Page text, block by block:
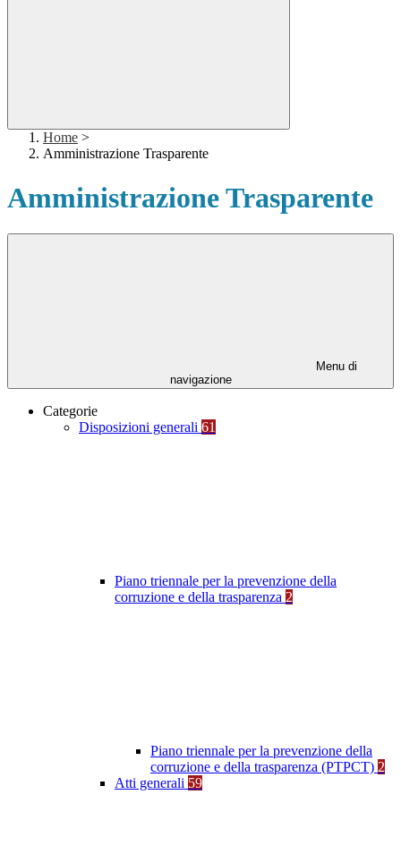
Home >
Amministrazione Trasparente
Amministrazione Trasparente
Menu di
navigazione
Categorie
Disposizioni generali 61
Piano triennale per la prevenzione della
corruzione e della trasparenza 2
Piano triennale per la prevenzione della
corruzione e della trasparenza (PTPCT) 2
Atti generali 59